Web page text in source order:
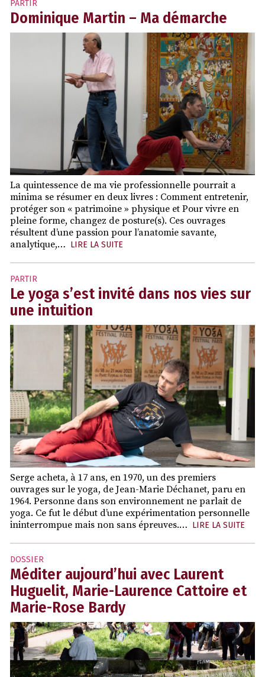
PARTIR
Dominique Martin – Ma démarche
La quintessence de ma vie professionnelle pourrait a
minima se résumer en deux livres : Comment entretenir,
protéger son « patrimoine » physique et Pour vivre en
pleine forme, changez de posture(s). Ces ouvrages
résultent d’une passion pour l’anatomie savante,
analytique,… LIRE LA SUITE
PARTIR
Le yoga s’est invité dans nos vies sur
une intuition
Serge acheta, à 17 ans, en 1970, un des premiers
ouvrages sur le yoga, de Jean-Marie Déchanet, paru en
1964. Personne dans son environnement ne parlait de
yoga. Ce fut le début d’une expérimentation personnelle
ininterrompue mais non sans épreuves.… LIRE LA SUITE
DOSSIER
Méditer aujourd’hui avec Laurent
Huguelit, Marie-Laurence Cattoire et
Marie-Rose Bardy